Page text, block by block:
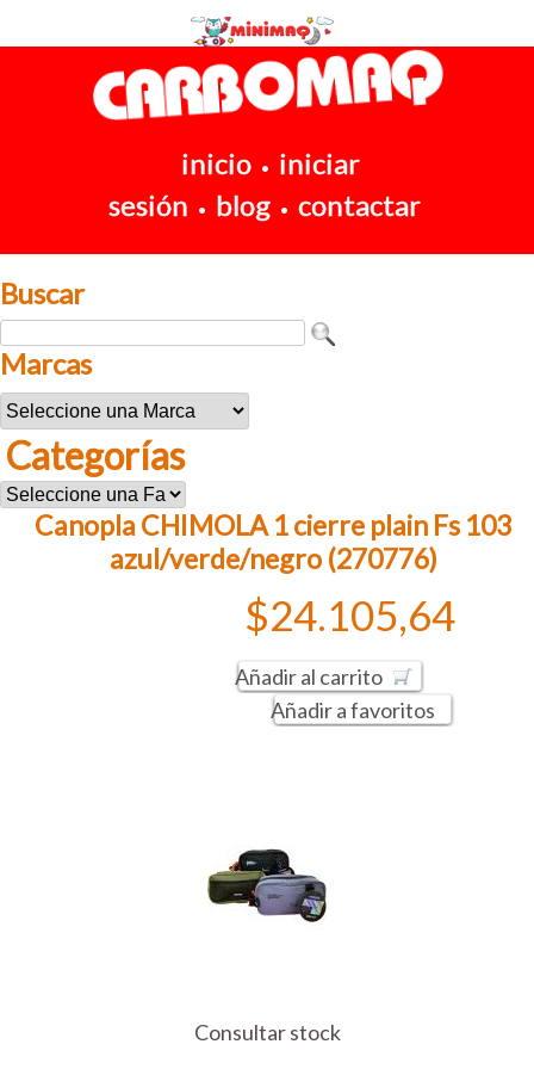
inicio • iniciar
sesión • blog • contactar
Buscar
Marcas
Categorías
Canopla CHIMOLA 1 cierre plain Fs 103
azul/verde/negro (270776)
$24.105,64
Añadir al carrito
Añadir a favoritos
Consultar stock